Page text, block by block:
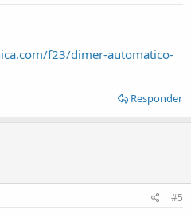
f23/dimer-automatico-
Responder
#5